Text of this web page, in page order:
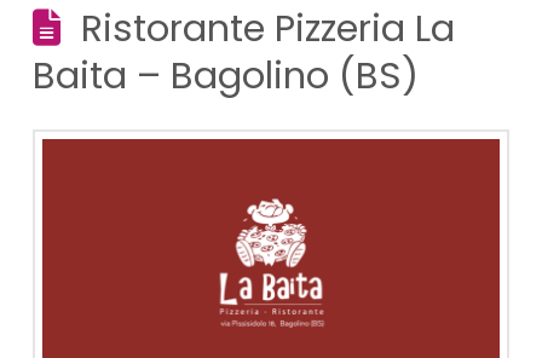
Ristorante Pizzeria La
Baita – Bagolino (BS)